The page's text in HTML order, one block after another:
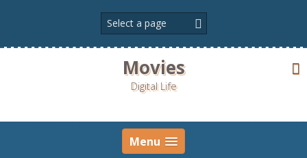
Movies
Digital Life
Menu